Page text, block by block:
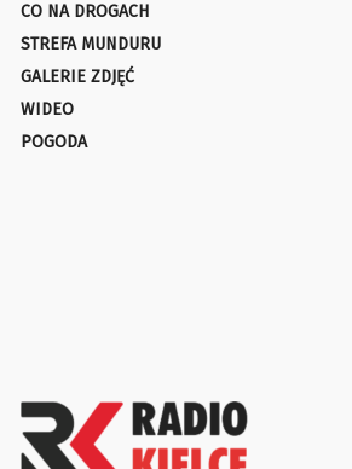
CO NA DROGACH
STREFA MUNDURU
GALERIE ZDJĘĆ
WIDEO
POGODA